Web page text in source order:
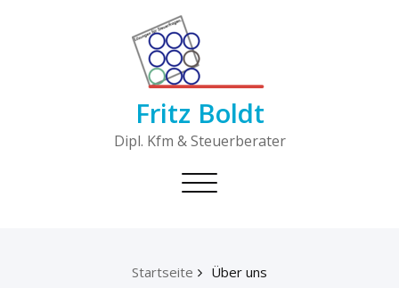
Fritz Boldt
Dipl. Kfm & Steuerberater
Toggle
Startseite Über uns